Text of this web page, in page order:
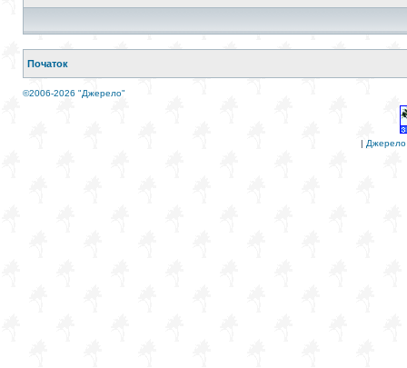
Початок
©2006-2026 "Джерело"
| Джерело